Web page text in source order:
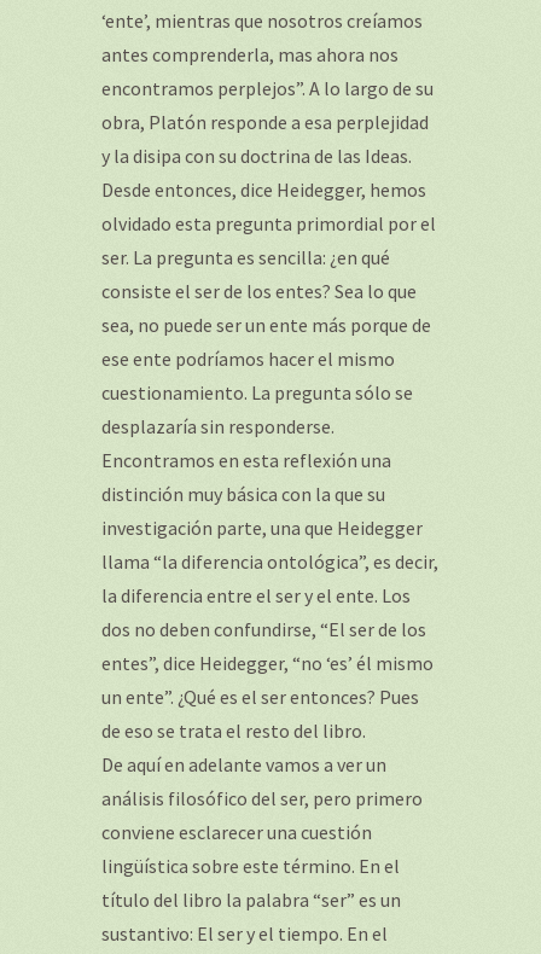
‘ente’, mientras que nosotros creíamos
antes comprenderla, mas ahora nos
encontramos perplejos”. A lo largo de su
obra, Platón responde a esa perplejidad
y la disipa con su doctrina de las Ideas.
Desde entonces, dice Heidegger, hemos
olvidado esta pregunta primordial por el
ser. La pregunta es sencilla: ¿en qué
consiste el ser de los entes? Sea lo que
sea, no puede ser un ente más porque de
ese ente podríamos hacer el mismo
cuestionamiento. La pregunta sólo se
desplazaría sin responderse.
Encontramos en esta reflexión una
distinción muy básica con la que su
investigación parte, una que Heidegger
llama “la diferencia ontológica”, es decir,
la diferencia entre el ser y el ente. Los
dos no deben confundirse, “El ser de los
entes”, dice Heidegger, “no ‘es’ él mismo
un ente”. ¿Qué es el ser entonces? Pues
de eso se trata el resto del libro.
De aquí en adelante vamos a ver un
análisis filosófico del ser, pero primero
conviene esclarecer una cuestión
lingüística sobre este término. En el
título del libro la palabra “ser” es un
sustantivo: El ser y el tiempo. En el